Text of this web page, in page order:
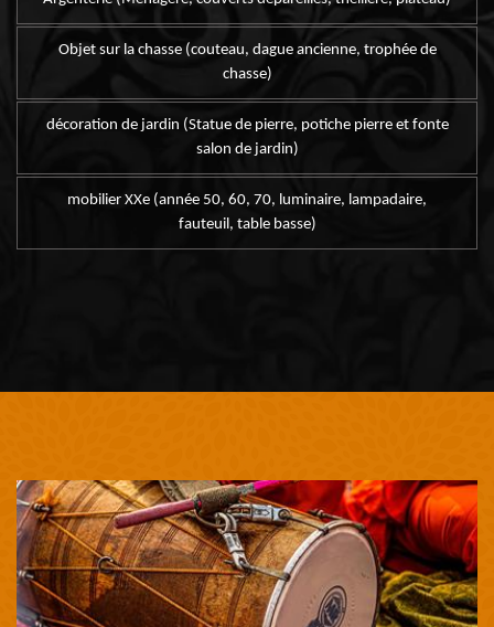
Objet sur la chasse (couteau, dague ancienne, trophée de
chasse)
décoration de jardin (Statue de pierre, potiche pierre et fonte
salon de jardin)
mobilier XXe (année 50, 60, 70, luminaire, lampadaire,
fauteuil, table basse)